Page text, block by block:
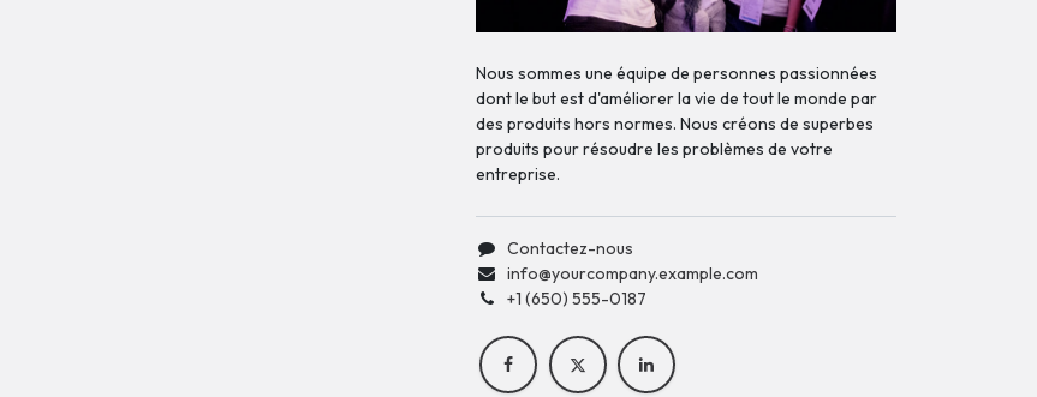
Nous sommes une équipe de personnes passionnées
dont le but est d'améliorer la vie de tout le monde par
des produits hors normes. Nous créons de superbes
produits pour résoudre les problèmes de votre
entreprise.
Contactez-nous
info@yourcompany.example.com
+1 (650) 555-0187